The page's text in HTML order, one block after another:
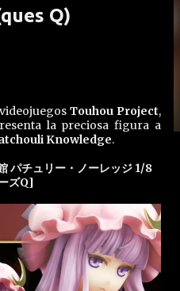
Q)
Touhou Project,
la preciosa figura a
Knowledge.
パチュリー・ノーレッジ 1/8
ズQ]